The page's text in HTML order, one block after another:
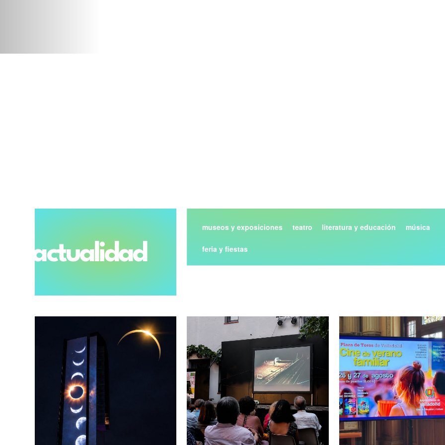
actualidad
museos y exposiciones teatro literatura y educación música
feria y fiestas